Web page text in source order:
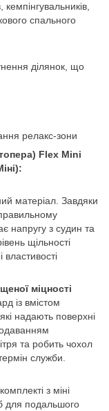
спального
ділянок, що
релакс-зони
Flex Mini
матеріал. Завдяки
напругу з судин та
щільності
міцності
із вмістом
надають поверхні
та робить чохол
служби.
з міні
для подальшого